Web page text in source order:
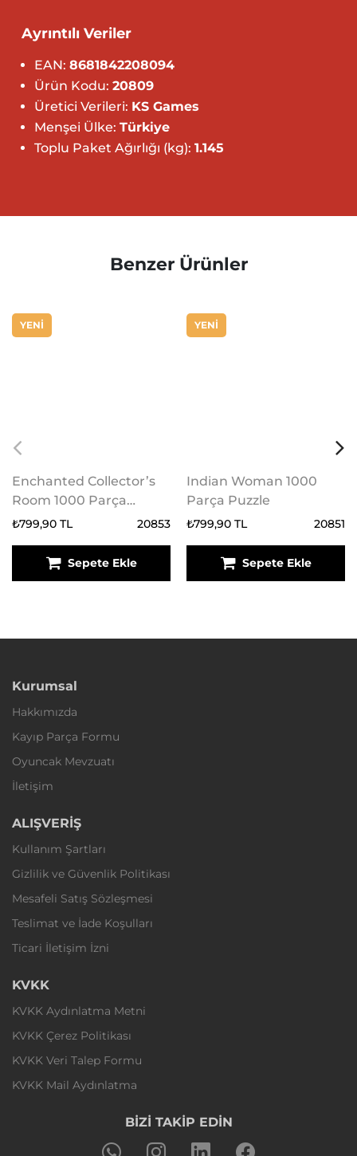
Ayrıntılı Veriler
EAN: 8681842208094
Ürün Kodu: 20809
Üretici Verileri: KS Games
Menşei Ülke: Türkiye
Toplu Paket Ağırlığı (kg): 1.145
Benzer Ürünler
YENİ
Enchanted Collector’s
Room 1000 Parça
Puzzle
₺799,90 TL 20853
Sepete Ekle
YENİ
Indian Woman 1000
Parça Puzzle
₺799,90 TL 20851
Sepete Ekle
Kurumsal
Hakkımızda
Kayıp Parça Formu
Oyuncak Mevzuatı
İletişim
ALIŞVERİŞ
Kullanım Şartları
Gizlilik ve Güvenlik Politikası
Mesafeli Satış Sözleşmesi
Teslimat ve İade Koşulları
Ticari İletişim İzni
KVKK
KVKK Aydınlatma Metni
KVKK Çerez Politikası
KVKK Veri Talep Formu
KVKK Mail Aydınlatma
BİZİ TAKİP EDİN